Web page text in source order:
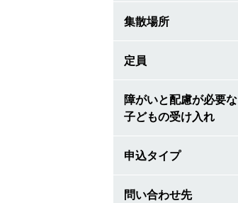
集散場所
定員
障がいと配慮が必要な
子どもの受け入れ
申込タイプ
問い合わせ先